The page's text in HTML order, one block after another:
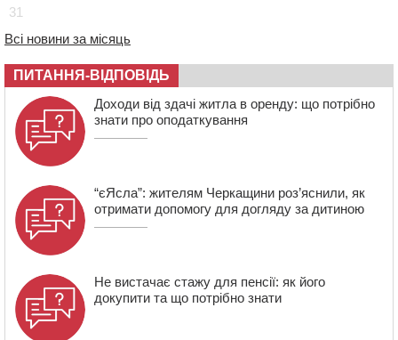
08:22
сплатили на Черкащині
06 СЕРПНЯ 2026, ЧЕТВЕР
21:13
Вісім медалей, з яких чотири золоті: черкаські
спортсмени тріумфували на чемпіонаті України
31
Всі новини за місяць
ПИТАННЯ-ВІДПОВІДЬ
Доходи від здачі житла в оренду: що потрібно
знати про оподаткування
“єЯсла”: жителям Черкащини роз’яснили, як
отримати допомогу для догляду за дитиною
Не вистачає стажу для пенсії: як його
докупити та що потрібно знати